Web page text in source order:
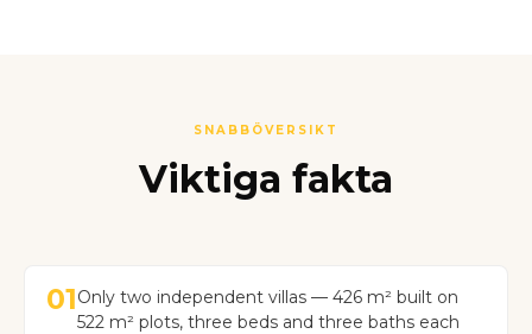
SNABBÖVERSIKT
Viktiga fakta
01Only two independent villas — 426 m² built on
522 m² plots, three beds and three baths each